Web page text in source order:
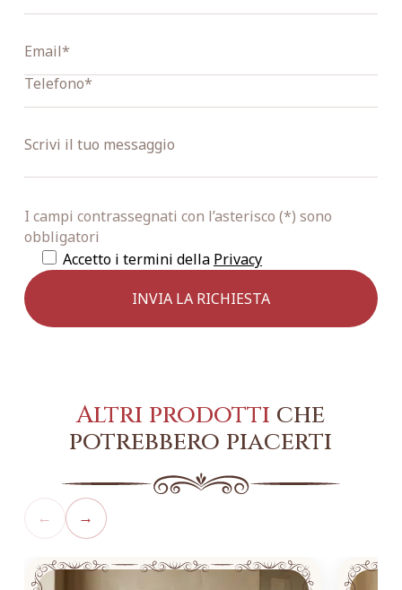
I campi contrassegnati con l’asterisco (*) sono
obbligatori
Accetto i termini della Privacy
Altri prodotti che
potrebbero piacerti
← →